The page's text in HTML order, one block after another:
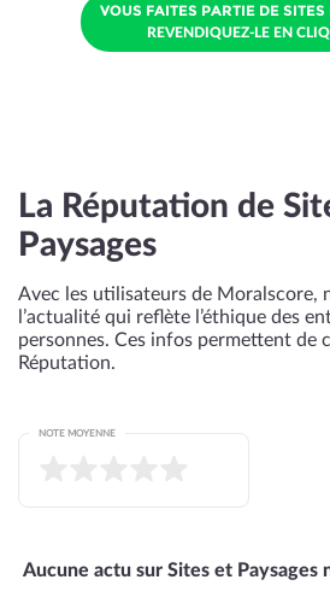
VOUS FAITES PARTIE DE SITES
REVENDIQUEZ-LE EN
La Réputation de
Paysages
Avec les utilisateurs de Moralscore,
l’actualité qui reflète l’éthique des
personnes. Ces infos permettent de
Réputation.
NOTE MOYENNE
Aucune actu sur Sites et Paysages